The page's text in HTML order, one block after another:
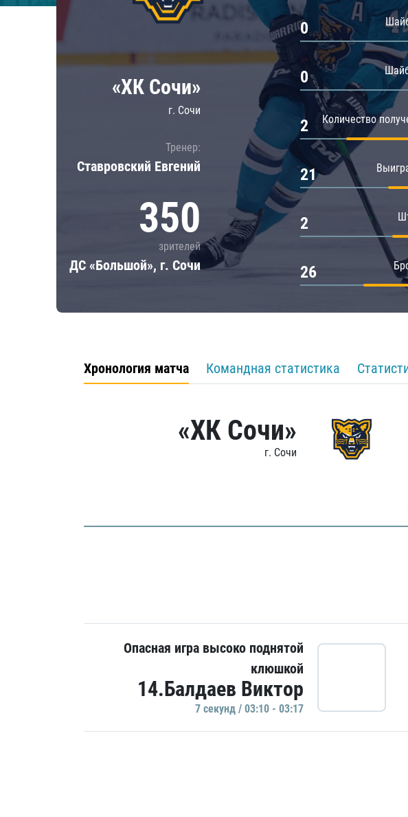
Локомотив
ЦСКА
Шанхайские Драконы
Амур
Барыс
Салават
«ХК Сочи»
г. Сочи
Тренер:
Ставровский Евгений
350
зрителей
ДС «Большой», г. Сочи
0
0
Количество
2
21
2
26
Хронология матча Командная статистика
«ХК Сочи»
г. Сочи
Опасная игра высоко поднятой
клюшкой
14.Балдаев Виктор
7 секунд / 03:10 - 03:17